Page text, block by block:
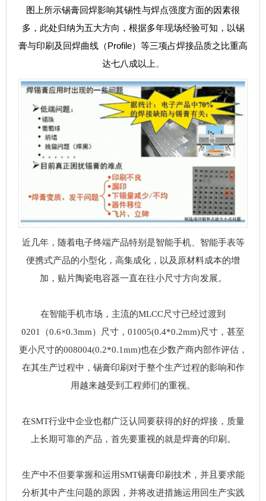
图上所示锡膏回焊影响其锡性与焊点强度方面的因素很
多，此处归纳为五大方向，根据多年现场经验可知，以锡
膏与印刷及回焊曲线（Profile）等三项占焊接品质之比重高
达七八成以上 。
近几年，随着电子终端产品特别是智能手机、智能手表等
便携式产品的小型化，高集成化，以及原材料成本的增
加，贴片陶瓷电容器一直在往小尺寸方向发展。
在智能手机市场，主流的MLCC尺寸已经过渡到
0201（0.6×0.3mm）尺寸，01005(0.4*0.2mm)尺寸，甚至
更小尺寸的008004(0.2*0.1mm)也在少数产商内部作评估，
在其生产过程中，锡膏印刷对于整个生产过程的影响和作
用越来越受到工程师们的重视。
在SMT行业中企业也都广泛认同要获得的好的焊接，质量
上长期可靠的产品，首先要重视的就是焊膏的印刷。
生产中不但要掌握和运用SMT锡膏印刷技术，并且要求能
分析其中产生问题的原因，并将改进措施运用回生产实践